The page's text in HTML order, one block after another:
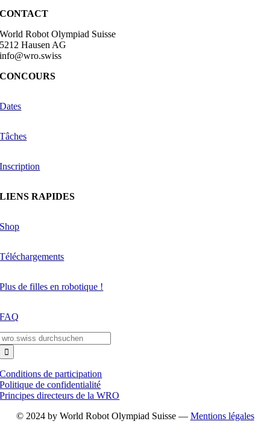
CONTACT
World Robot Olympiad Suisse
5212 Hausen AG
info@wro.swiss
CONCOURS
Dates
Tâches
Inscription
LIENS RAPIDES
Shop
Téléchargements
Plus de filles en robotique !
FAQ
Conditions de participation
Politique de confidentialité
Principes directeurs de la WRO
© 2024 by World Robot Olympiad Suisse — Mentions légales